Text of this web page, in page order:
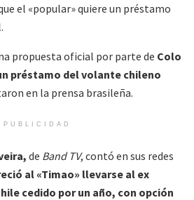
el «popular» quiere un préstamo
propuesta oficial por parte de Colo
préstamo del volante chileno
en la prensa brasileña.
PUBLICIDAD
de Band TV, contó en sus redes
al «Timao» llevarse al ex
cedido por un año, con opción